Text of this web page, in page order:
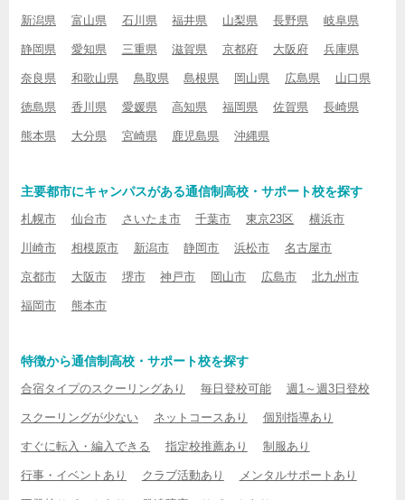
新潟県 富山県 石川県 福井県 山梨県 長野県 岐阜県
静岡県 愛知県 三重県 滋賀県 京都府 大阪府 兵庫県
奈良県 和歌山県 鳥取県 島根県 岡山県 広島県 山口県
徳島県 香川県 愛媛県 高知県 福岡県 佐賀県 長崎県
熊本県 大分県 宮崎県 鹿児島県 沖縄県
主要都市にキャンパスがある通信制高校・サポート校を探す
札幌市 仙台市 さいたま市 千葉市 東京23区 横浜市
川崎市 相模原市 新潟市 静岡市 浜松市 名古屋市
京都市 大阪市 堺市 神戸市 岡山市 広島市 北九州市
福岡市 熊本市
特徴から通信制高校・サポート校を探す
合宿タイプのスクーリングあり 毎日登校可能 週1～週3日登校
スクーリングが少ない ネットコースあり 個別指導あり
すぐに転入・編入できる 指定校推薦あり 制服あり
行事・イベントあり クラブ活動あり メンタルサポートあり